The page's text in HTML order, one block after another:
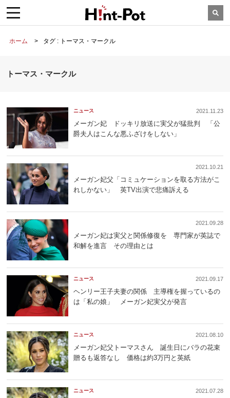
ホーム タグ : トーマス・マークル
トーマス・マークル
ニュース 2021.11.23
メーガン妃 ドッキリ放送に実父が猛批判 「公
爵夫人はこんな悪ふざけをしない」
2021.10.21
メーガン妃父「コミュケーションを取る方法がこ
れしかない」 英TV出演で悲痛訴える
2021.09.28
メーガン妃は実父と関係修復を 専門家が英誌で
和解を進言 その理由とは
ニュース 2021.09.17
ヘンリー王子夫妻の関係 主導権を握っているの
は「私の娘」 メーガン妃実父が発言
ニュース 2021.08.10
メーガン妃父トーマスさん 誕生日にバラの花束
贈るも返答なし 価格は約3万円と英紙
ニュース 2021.07.28